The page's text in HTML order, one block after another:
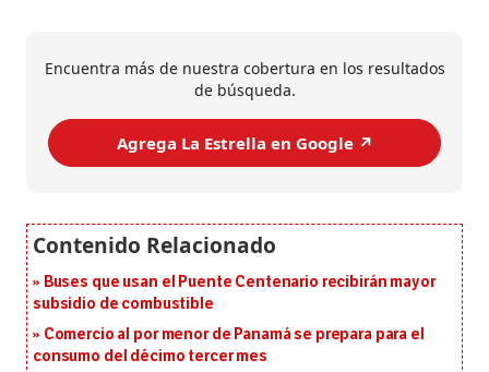
Encuentra más de nuestra cobertura en los resultados
de búsqueda.
Agrega La Estrella en Google ↗️
Buses que usan el Puente Centenario recibirán mayor
subsidio de combustible
Comercio al por menor de Panamá se prepara para el
consumo del décimo tercer mes